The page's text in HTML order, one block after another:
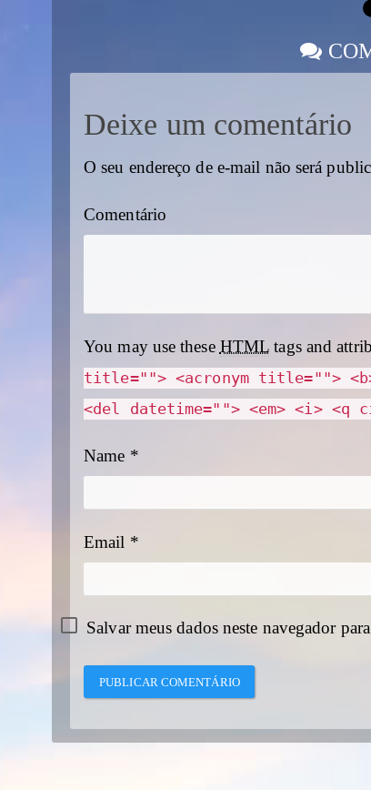
Deixe um comentário
O seu endereço de e-mail não será
Comentário
You may use these HTML tags and
title=""> <acronym title="">
<del datetime=""> <em> <i> <q
Name *
Email *
Salvar meus dados neste navegador